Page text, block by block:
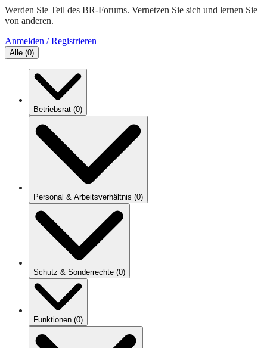
Werden Sie Teil des BR-Forums. Vernetzen Sie sich und lernen Sie
von anderen.
Anmelden / Registrieren
Alle (0)
Betriebsrat (0)
Personal & Arbeitsverhältnis (0)
Schutz & Sonderrechte (0)
Funktionen (0)